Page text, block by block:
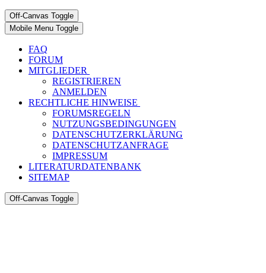
Off-Canvas Toggle
Mobile Menu Toggle
FAQ
FORUM
MITGLIEDER
REGISTRIEREN
ANMELDEN
RECHTLICHE HINWEISE
FORUMSREGELN
NUTZUNGSBEDINGUNGEN
DATENSCHUTZERKLÄRUNG
DATENSCHUTZANFRAGE
IMPRESSUM
LITERATURDATENBANK
SITEMAP
Off-Canvas Toggle